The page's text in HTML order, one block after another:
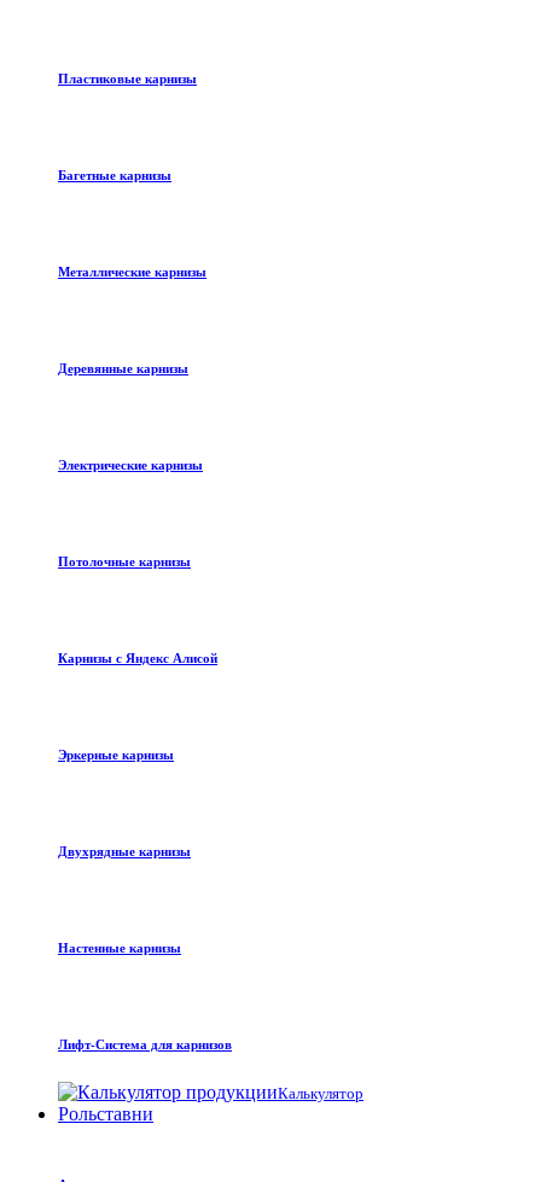
Пластиковые карнизы
Багетные карнизы
Металлические карнизы
Деревянные карнизы
Электрические карнизы
Потолочные карнизы
Карнизы с Яндекс Алисой
Эркерные карнизы
Двухрядные карнизы
Настенные карнизы
Лифт-Система для карнизов
Калькулятор
Рольставни